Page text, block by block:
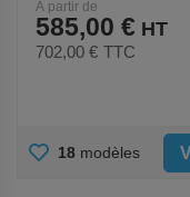
À partir de
585,00 €
702,00 € TTC
AJOUTER
18 modèles